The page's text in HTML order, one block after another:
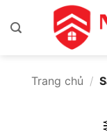
qua
Trang chủ /